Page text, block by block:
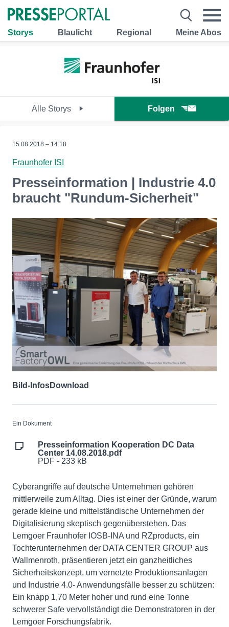
Storys Blaulicht Regional Meine Abos
Alle Storys Folgen
15.08.2018 – 14:18
Fraunhofer ISI
Presseinformation | Industrie 4.0
braucht "Rundum-Sicherheit"
Bild-InfosDownload
Ein Dokument
Presseinformation Kooperation DC Data
Center 14.08.2018.pdf
PDF - 233 kB
Cyberangriffe auf deutsche Unternehmen gehören
mittlerweile zum Alltag. Dies ist einer der Gründe, warum
gerade kleine und mittelständische Unternehmen der
Digitalisierung skeptisch gegenüberstehen. Das
Lemgoer Fraunhofer IOSB-INA und RZproducts, ein
Tochterunternehmen der DATA CENTER GROUP aus
Wallmenroth, präsentieren jetzt ein ganzheitliches
Sicherheitskonzept, um vernetzte Produktionsanlagen
und Industrie 4.0- Anwendungsfälle besser zu schützen:
Ein knapp 1,70 Meter hoher und rund eine Tonne
schwerer Safe vervollständigt die Demonstratoren in der
Lemgoer Forschungsfabrik.